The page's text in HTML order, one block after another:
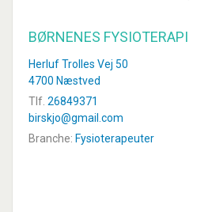
BØRNENES FYSIOTERAPI
Herluf Trolles Vej 50
4700 Næstved
Tlf. 26849371
birskjo@gmail.com
Branche: Fysioterapeuter